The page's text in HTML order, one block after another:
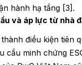
hành hạ tầng [3].
và áp lực từ nhà
điều kiện tiên
cầu minh chứng